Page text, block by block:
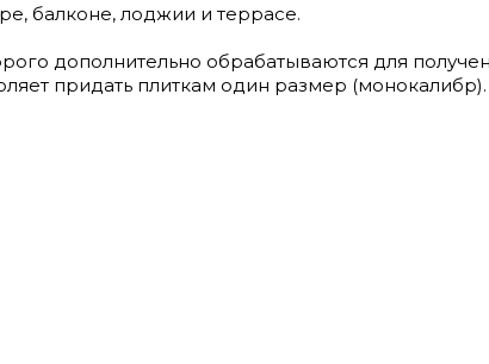
балконе, лоджии и террасе.
дополнительно обрабатываются для
придать плиткам один размер (монокалибр).